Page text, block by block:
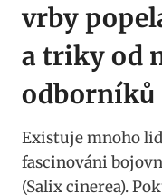
vrby
⁣a⁤ triky od
odborníků
Existuje ‍mnoho⁤
fascinováni
⁢(Salix cinerea).